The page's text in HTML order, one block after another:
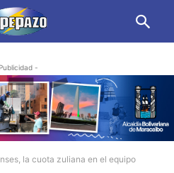
-
la cuota zuliana en el equipo